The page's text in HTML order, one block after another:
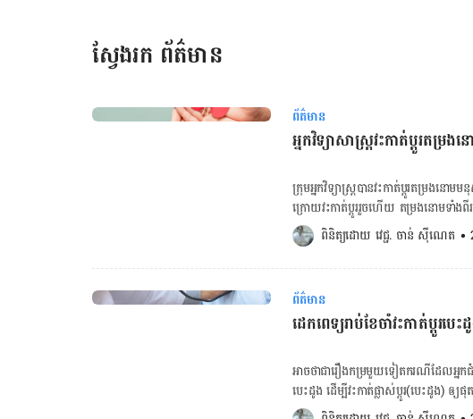
ស្វែងរក ព័ត៌មាន
ព័ត៌មាន
អ្នកវិទ្យាសាស្រ្តវះកាត់ប្ដូរត
ក្រុម​អ្នក​វិទ្យាស្ត្រ​បាន​វះកាត់​ប្ដូរ​តម្រ
ក្រោយ​វះកាត់​ប្ដូរ​រួចហើយ តម្រង​នោម​ទាំង​ពី
ក្នុង​អំឡុង​ពេល​ពិសោធន៍​។ ការពិសោធន៍​នេះ បាន​ធ្វើ​ឡើង​លើ​អ្នក​ជំងឺ​ស្លាប់​ខួរ​ក្បាល​ម្នាក់ និង​ក៏​ជា​អ្នក​ដែល​បាន​ចុះ​
ឈ្មោះ​ស្ម័គ្រ​ចិត្ត​បរិច្ចាគ​សរីរាង្គ​ផង​ដែរ ហើ
គណនា BMI គណនា BMR អ្នក​ជំងឺ​ស្លាប់​ខួរ​ក្បាលសំដៅ​ដល់​អ្នកជំងឺ​ដែល​អាច​រស់​រាន​មាន​ជីវិត​បាន​
ដោយសារ​ម៉ាស៊ីន​ជំនួយ ហើយ​ខួរ​ក្បាល​មិន​ម
ដឹង​ខ្លួន​វិញ​បាន​ដែរ ហើយក៏​មិន​អាច​ដក​ដង្ហ
ជំងឺ​ស្លាប់​ខួរ​ក្បាល​ ត្រូវ​គេ​កំណត់​ថា​ជា​មនុស្ស​ស្លាប់​។ ​លទ្ធផល​នៃ​ការ​ពិសោធន៍​នេះ
វិទ្យាសាស្រ្ត​ក៏​មាន​បំណង​ធ្វើ​ការ​ពិសោធន៍​លើ​អ្
លើ​អ្នក​ជំងឺ​ស្លាប់​ខួរ​ក្បាល​សិន​ដើម្បី​ដឹង​ពី​កម្រិត​សុវត្
បាន​តាម​ដាន​លើ​អាការៈ​របស់​អ្នក​ទទួលការ​
ពិនិត្យដោយ វេជ្ជ. ចាន់ ស៊ីណេត •
ព័ត៌មាន
ដេកពេទ្យរាប់ខែចាំវះកាត់ប្ដូរ
អាច​ថា​ជា​រឿង​កម្រ​មួយ​ទៀត​ករណី​ដែល​អ្នក​ជំងឺ​
បេះដូង ដើម្បី​វះកាត់​​ផ្លាស់ប្ដូរ​(បេះដូង)
មាន​អ្នក​បរិច្ចាគ​លះបង់​អវយវៈ​ដ៏​សំខាន់​ហើយ